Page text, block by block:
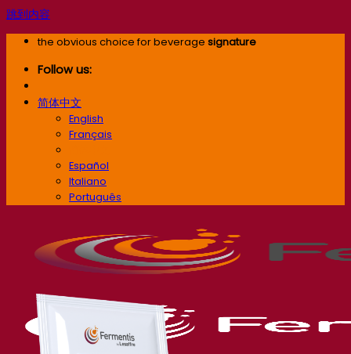
跳到内容
the obvious choice for beverage signature
Follow us:
简体中文
English
Français
Español
Italiano
Português